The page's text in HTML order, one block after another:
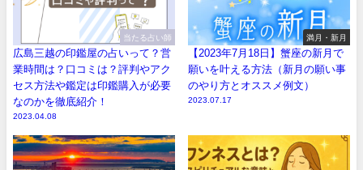
当たる占い師
広島三越の印鑑屋の占いって？営
業時間は？口コミは？評判やアク
セス方法や鑑定は印鑑購入が必要
なのかを徹底紹介！
2023.04.08
満月・新月
【2023年7月18日】蟹座の新月で
願いを叶える方法（新月の願い事
のやり方とオススメ例文）
2023.07.17